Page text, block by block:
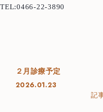
アクセス
治療例Case
TEL:0466-22-3890
２月診療予定
2026.01.23
記